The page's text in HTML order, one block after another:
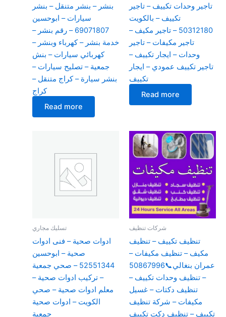
بنشر – بنشر متنقل – بنشر
سيارات – ابوحسين
69071807 – رقم بنشر –
خدمة بنشر – كهرباء وبنشر –
كهربائي سيارات – بنش
جمعية – تصليح سيارات –
بنشر سيارة – كراج متنقل –
كراج
Read more
تاجير وحدات تكييف – تاجير
تكييف – بالكويت
50312180 – تاجير مكيف –
تاجير مكيفات – تاجير
وحدات – ايجار تكييف –
تاجير تكييف عمودي – ايجار
تكييف
Read more
تسليك مجاري
ادوات صحية – فنى ادوات
صحية – ابوحسين
52551344 – صحي جمعية
– تركيب ادوات صحية –
معلم ادوات صحية – صحي
الكويت – ادوات صحية
جمعية
شركات تنظيف
تنظيف تكييف – تنظيف
مكيف – تنظيف مكيفات –
عمران بنغالي📞50867996
– تنظيف وحدات تكييف –
تنظيف دكتات – غسيل
مكيفات – شركة تنظيف
تكييف – تنظيف دكت تكييف